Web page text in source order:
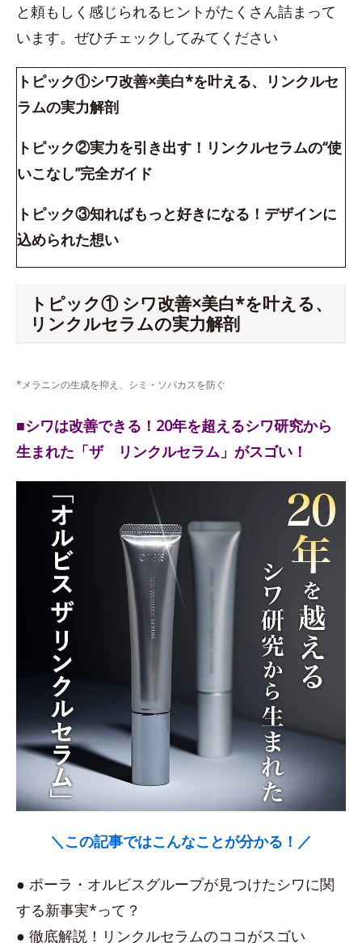
と頼もしく感じられるヒントがたくさん詰まって
います。ぜひチェックしてみてください
トピック①シワ改善×美白*を叶える、リンクルセ
ラムの実力解剖
トピック②実力を引き出す！リンクルセラムの“使
いこなし”完全ガイド
トピック③知ればもっと好きになる！デザインに
込められた想い
トピック① シワ改善×美白*を叶える、
リンクルセラムの実力解剖
*メラニンの生成を抑え、シミ・ソバカスを防ぐ
■シワは改善できる！20年を超えるシワ研究から
生まれた「ザ リンクルセラム」がスゴい！
＼この記事ではこんなことが分かる！／
● ポーラ・オルビスグループが見つけたシワに関
する新事実*って？
● 徹底解説！リンクルセラムのココがスゴい